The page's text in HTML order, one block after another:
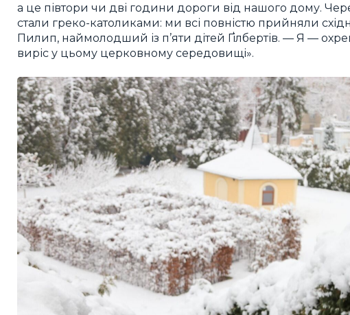
а це півтори чи дві години дороги від нашого дому.
стали греко-католиками: ми всі повністю прийняли
Пилип, наймолодший із п’яти дітей Ґілбертів. — Я —
виріс у цьому церковному середовищі».